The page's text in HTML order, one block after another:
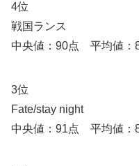
4位
戦国ランス
中央値：90点 平均値
3位
Fate/stay night
中央値：91点 平均値